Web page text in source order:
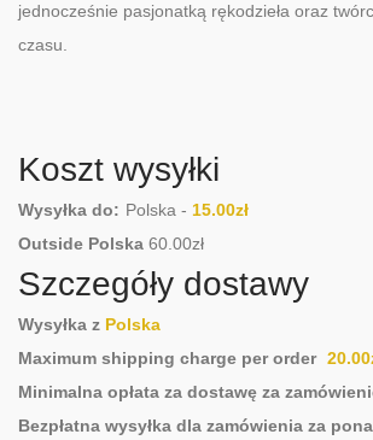
jednocześnie pasjonatką rękodzieła oraz
czasu.
Koszt wysyłki
Wysyłka do: Polska - 15.00zł
Outside Polska 60.00zł
Szczegóły dostawy
Wysyłka z Polska
Maximum shipping charge per order 20.00
Minimalna opłata za dostawę za
Bezpłatna wysyłka dla zamówienia za